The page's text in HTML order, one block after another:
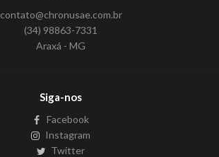
contato@chronusae.com.br
(34) 98863-7331
Araxá - MG
Siga-nos
Facebook
Instagram
Twitter